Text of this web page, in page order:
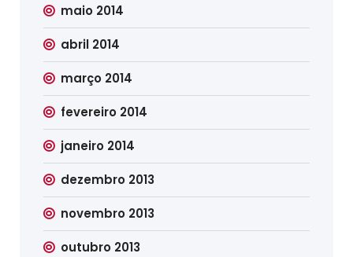
maio 2014
abril 2014
março 2014
fevereiro 2014
janeiro 2014
dezembro 2013
novembro 2013
outubro 2013